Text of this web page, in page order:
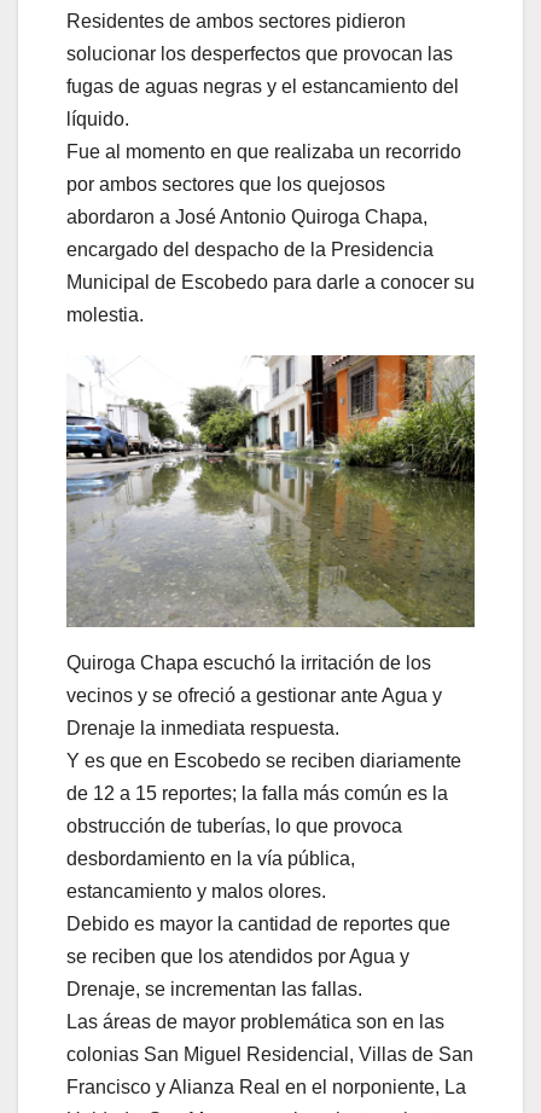
Residentes de ambos sectores pidieron
solucionar los desperfectos que provocan las
fugas de aguas negras y el estancamiento del
líquido.
Fue al momento en que realizaba un recorrido
por ambos sectores que los quejosos
abordaron a José Antonio Quiroga Chapa,
encargado del despacho de la Presidencia
Municipal de Escobedo para darle a conocer su
molestia.
Quiroga Chapa escuchó la irritación de los
vecinos y se ofreció a gestionar ante Agua y
Drenaje la inmediata respuesta.
Y es que en Escobedo se reciben diariamente
de 12 a 15 reportes; la falla más común es la
obstrucción de tuberías, lo que provoca
desbordamiento en la vía pública,
estancamiento y malos olores.
Debido es mayor la cantidad de reportes que
se reciben que los atendidos por Agua y
Drenaje, se incrementan las fallas.
Las áreas de mayor problemática son en las
colonias San Miguel Residencial, Villas de San
Francisco y Alianza Real en el norponiente, La